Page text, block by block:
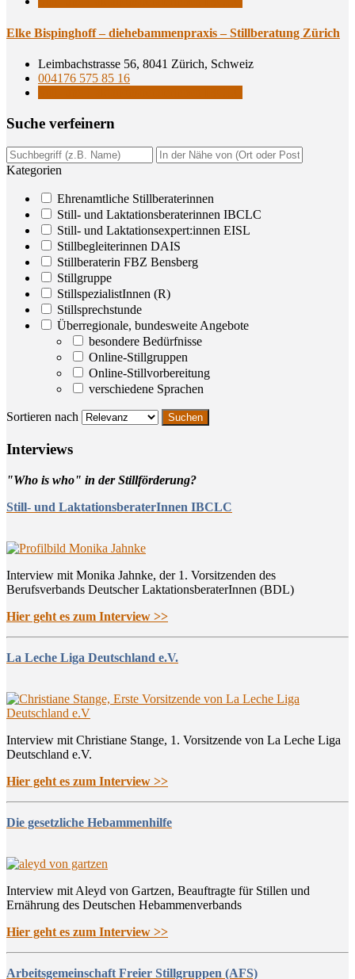
Elke Bis­ping­hoff – die­heb­am­men­pra­xis – Still­be­ra­tung Zürich
Leimbachstrasse 56, 8041 Zürich, Schweiz
004176 575 85 16
Suche ver­fei­nern
Kategorien
Ehrenamtliche Stillberaterinnen
Still- und Laktationsberaterinnen IBCLC
Still- und Laktationsexpert:innen EISL
Stillbegleiterinnen DAIS
Stillberaterin FBZ Bensberg
Stillgruppe
StillspezialistInnen (R)
Stillsprechstunde
Überregionale, bundesweite Angebote
besondere Bedürfnisse
Online-Stillgruppen
Online-Stillvorbereitung
verschiedene Sprachen
Sortieren nach
Inter­views
"Who is who" in der Stillförderung?
Still- und LaktationsberaterInnen IBCLC
Interview mit Monika Jahnke, der 1. Vorsitzenden des
Berufsverbands Deutscher LaktationsberaterInnen (BDL)
Hier geht es zum Interview >>
La Leche Liga Deutschland e.V.
Interview mit Christiane Stange, 1. Vorsitzende von La Leche Liga
Deutschland e.V.
Hier geht es zum Interview >>
Die gesetzliche Hebammenhilfe
Interview mit Aleyd von Gartzen, Beauftragte für Stillen und
Ernährung des Deutschen Hebammenverbands
Hier geht es zum Interview >>
Arbeitsgemeinschaft Freier Stillgruppen (AFS)